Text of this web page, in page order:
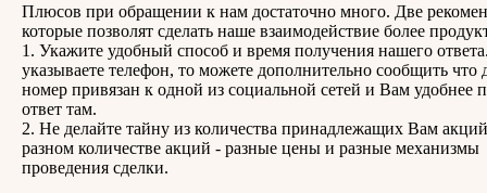
Плюсов при обращении к нам достаточно много. Две
которые позволят сделать наше взаимодействие более
1. Укажите удобный способ и время получения нашего
указываете телефон, то можете дополнительно сообщить что
номер привязан к одной из социальной сетей и Вам удобнее
ответ там.
2. Не делайте тайну из количества принадлежащих Вам
разном количестве акций - разные цены и разные механизмы
проведения сделки.